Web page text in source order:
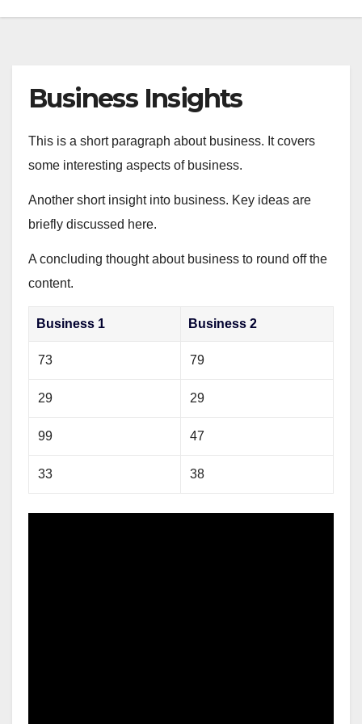
Business Insights
This is a short paragraph about business. It covers
some interesting aspects of business.
Another short insight into business. Key ideas are
briefly discussed here.
A concluding thought about business to round off the
content.
Business 1 Business 2
73 79
29 29
99 47
33 38